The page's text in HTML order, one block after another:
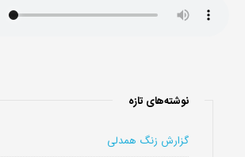
نوشته‌های تازه
گزارش زنگ همدلی